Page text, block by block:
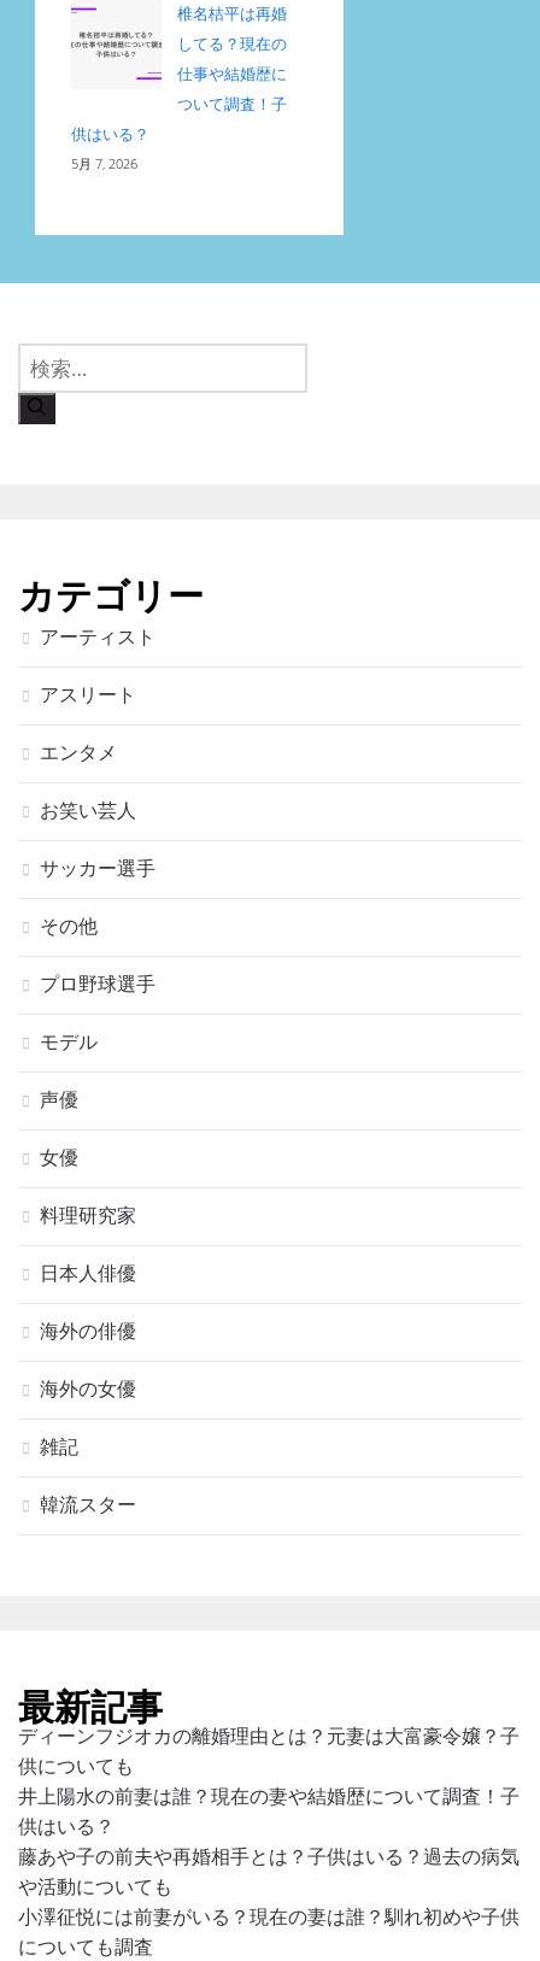
椎名桔平は再婚
してる？現在の
仕事や結婚歴に
ついて調査！子
供はいる？
5月 7, 2026
検
索:
カテゴリー
アーティスト
アスリート
エンタメ
お笑い芸人
サッカー選手
その他
プロ野球選手
モデル
声優
女優
料理研究家
日本人俳優
海外の俳優
海外の女優
雑記
韓流スター
最新記事
ディーンフジオカの離婚理由とは？元妻は大富豪令嬢？子
供についても
井上陽水の前妻は誰？現在の妻や結婚歴について調査！子
供はいる？
藤あや子の前夫や再婚相手とは？子供はいる？過去の病気
や活動についても
小澤征悦には前妻がいる？現在の妻は誰？馴れ初めや子供
についても調査